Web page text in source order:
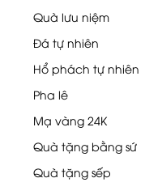
Quà lưu niệm
Đá tự nhiên
Hổ phách tự nhiên
Pha lê
Mạ vàng 24K
Quà tặng bằng sứ
Quà tặng sếp